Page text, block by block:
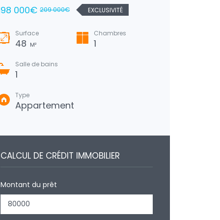
000€ 209 000€ EXCLUSIVITÉ
Surface
48 M²
Chambres
1
Salle de bains
1
Type
Appartement
CALCUL DE CRÉDIT IMMOBILIER
Montant du prêt